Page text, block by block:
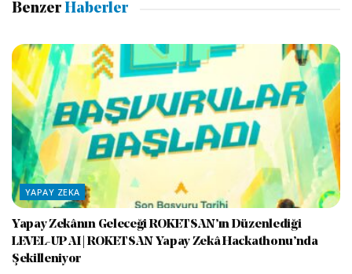
Benzer Haberler
YAPAY ZEKA
Yapay Zekânın Geleceği ROKETSAN’ın Düzenlediği
LEVEL-UP AI | ROKETSAN Yapay Zekâ Hackathonu’nda
Şekilleniyor